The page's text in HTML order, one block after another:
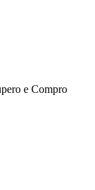
e Compro